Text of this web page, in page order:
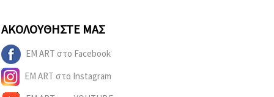
ΑΚΟΛΟΥΘΉΣΤΕ ΜΑΣ
EM ART στο Facebook
EM ART στο Instagram